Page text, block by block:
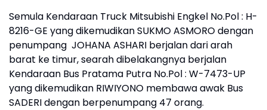
Semula Kendaraan Truck Mitsubishi Engkel No.Pol : H-
8216-GE yang dikemudikan SUKMO ASMORO dengan
penumpang JOHANA ASHARI berjalan dari arah
barat ke timur, searah dibelakangnya berjalan
Kendaraan Bus Pratama Putra No.Pol : W-7473-UP
yang dikemudikan RIWIYONO membawa awak Bus
SADERI dengan berpenumpang 47 orang.